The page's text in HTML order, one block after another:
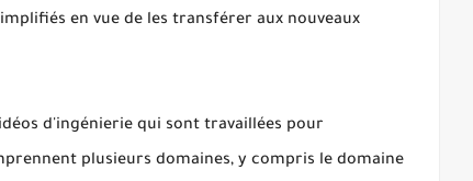
en vue de les transférer aux nouveaux
d'ingénierie qui sont travaillées pour
plusieurs domaines, y compris le domaine